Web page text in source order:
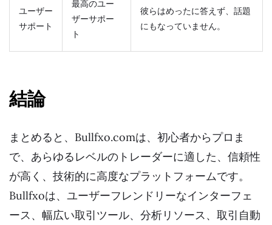
ユーザー
サポート
最高のユー
ザーサポー
ト
彼らはめったに答えず、話題
にもなっていません。
結論
まとめると、Bullfxo.comは、初心者からプロま
で、あらゆるレベルのトレーダーに適した、信頼性
が高く、技術的に高度なプラットフォームです。
Bullfxoは、ユーザーフレンドリーなインターフェ
ース、幅広い取引ツール、分析リソース、取引自動